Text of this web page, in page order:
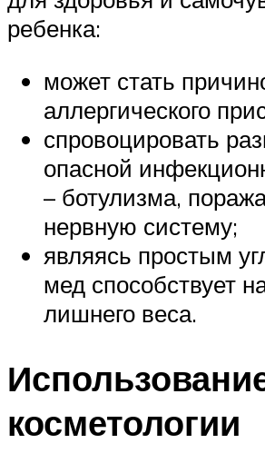
ребенка:
может стать
аллергического
спровоцировать
опасной
– ботулизма,
нервную систему;
являясь простым
мед способствует
лишнего веса.
косметологии